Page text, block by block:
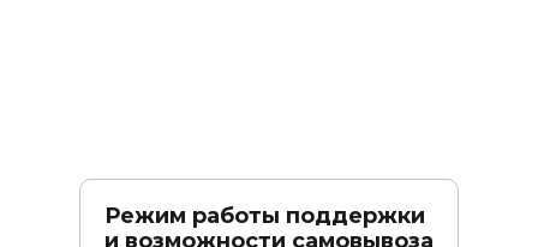
Режим работы поддержки
и возможности самовывоза